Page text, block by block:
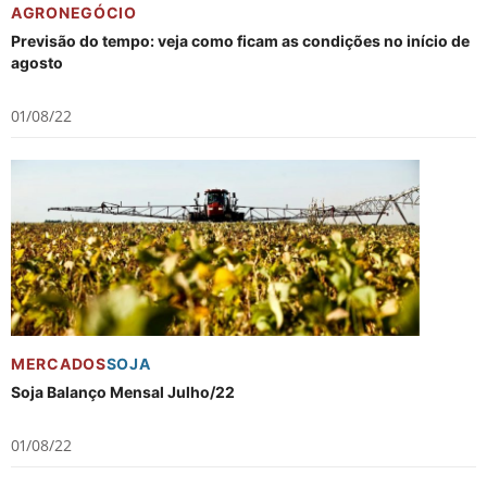
AGRONEGÓCIO
Previsão do tempo: veja como ficam as condições no início de
agosto
01/08/22
MERCADOSSOJA
Soja Balanço Mensal Julho/22
01/08/22